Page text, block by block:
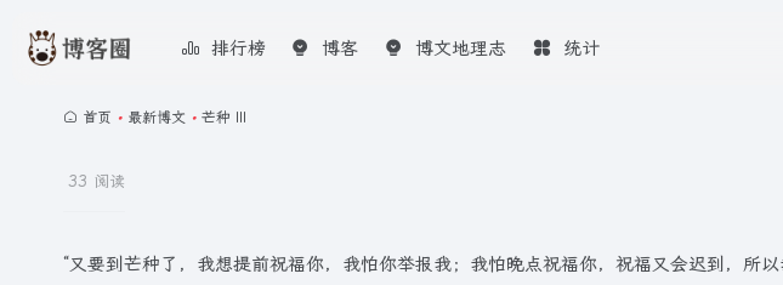
排行榜 博客 博文地理志 统计
首页 • 最新博文 • 芒种 III
33 阅读
“又要到芒种了，我想提前祝福你，我怕你举报我；我怕晚点祝福你，祝福又会迟到，所